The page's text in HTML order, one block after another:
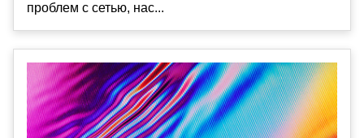
проблем с сетью, нас...